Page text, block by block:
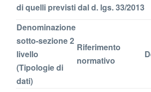
di quelli previsti dal d. lgs. 33/2013
Denominazione
sotto-sezione 2
livello
(Tipologie di
dati)
Riferimento
normativo